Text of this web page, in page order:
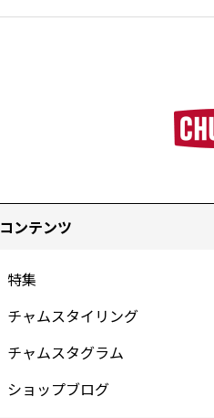
コンテンツ
特集
チャムスタイリング
チャムスタグラム
ショップブログ